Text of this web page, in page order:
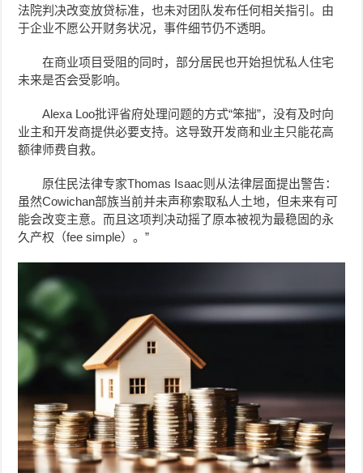
法院判决改变放贷标准，也未对团队发布任何相关指引。由
于企业不愿公开财务状况，事件细节仍不透明。
在商业项目受阻的同时，部分居民也开始担忧私人住宅
未来是否会受影响。
Alexa Loo批评省府处理问题的方式“笨拙”，没有及时向
业主和开发商提供必要支持。这导致开发商和业主只能花高
额律师费自救。
原住民法律专家Thomas Isaac则从法律层面提出警告：
虽然Cowichan部族当前并未声称索取私人土地，但未来有可
能会改变主意。而且这项判决动摇了原本被视为最稳固的永
久产权（fee simple）。”